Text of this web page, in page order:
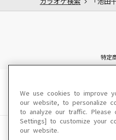
カラオケ検索 「池田
特定
こ
We use cookies to improve
our website, to personalize
to analyze our traffic. Please
Settings] to customize your
our website.